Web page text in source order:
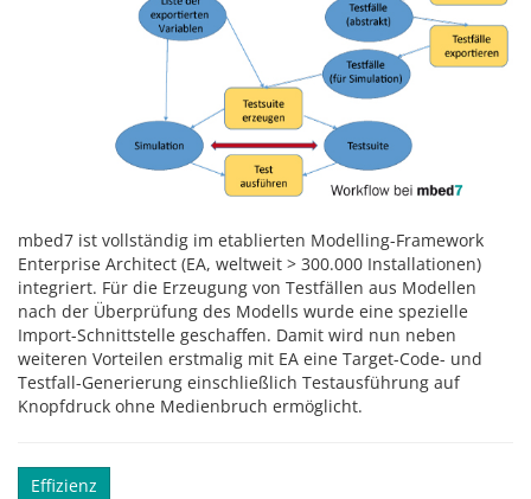
mbed7 ist vollständig im etablierten Modelling-Framework
Enterprise Architect (EA, weltweit > 300.000 Installationen)
integriert. Für die Erzeugung von Testfällen aus Modellen
nach der Überprüfung des Modells wurde eine spezielle
Import-Schnittstelle geschaffen. Damit wird nun neben
weiteren Vorteilen erstmalig mit EA eine Target-Code- und
Testfall-Generierung einschließlich Testausführung auf
Knopfdruck ohne Medienbruch ermöglicht.
Effizienz